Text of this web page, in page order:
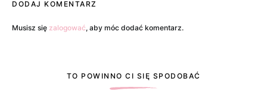
DODAJ KOMENTARZ
Musisz się zalogować, aby móc dodać komentarz.
TO POWINNO CI SIĘ SPODOBAĆ